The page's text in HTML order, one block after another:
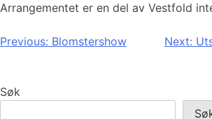
Arrangementet er en del av Vestfold
Innleggsnavigasjon
Previous: Blomstershow Next:
Søk